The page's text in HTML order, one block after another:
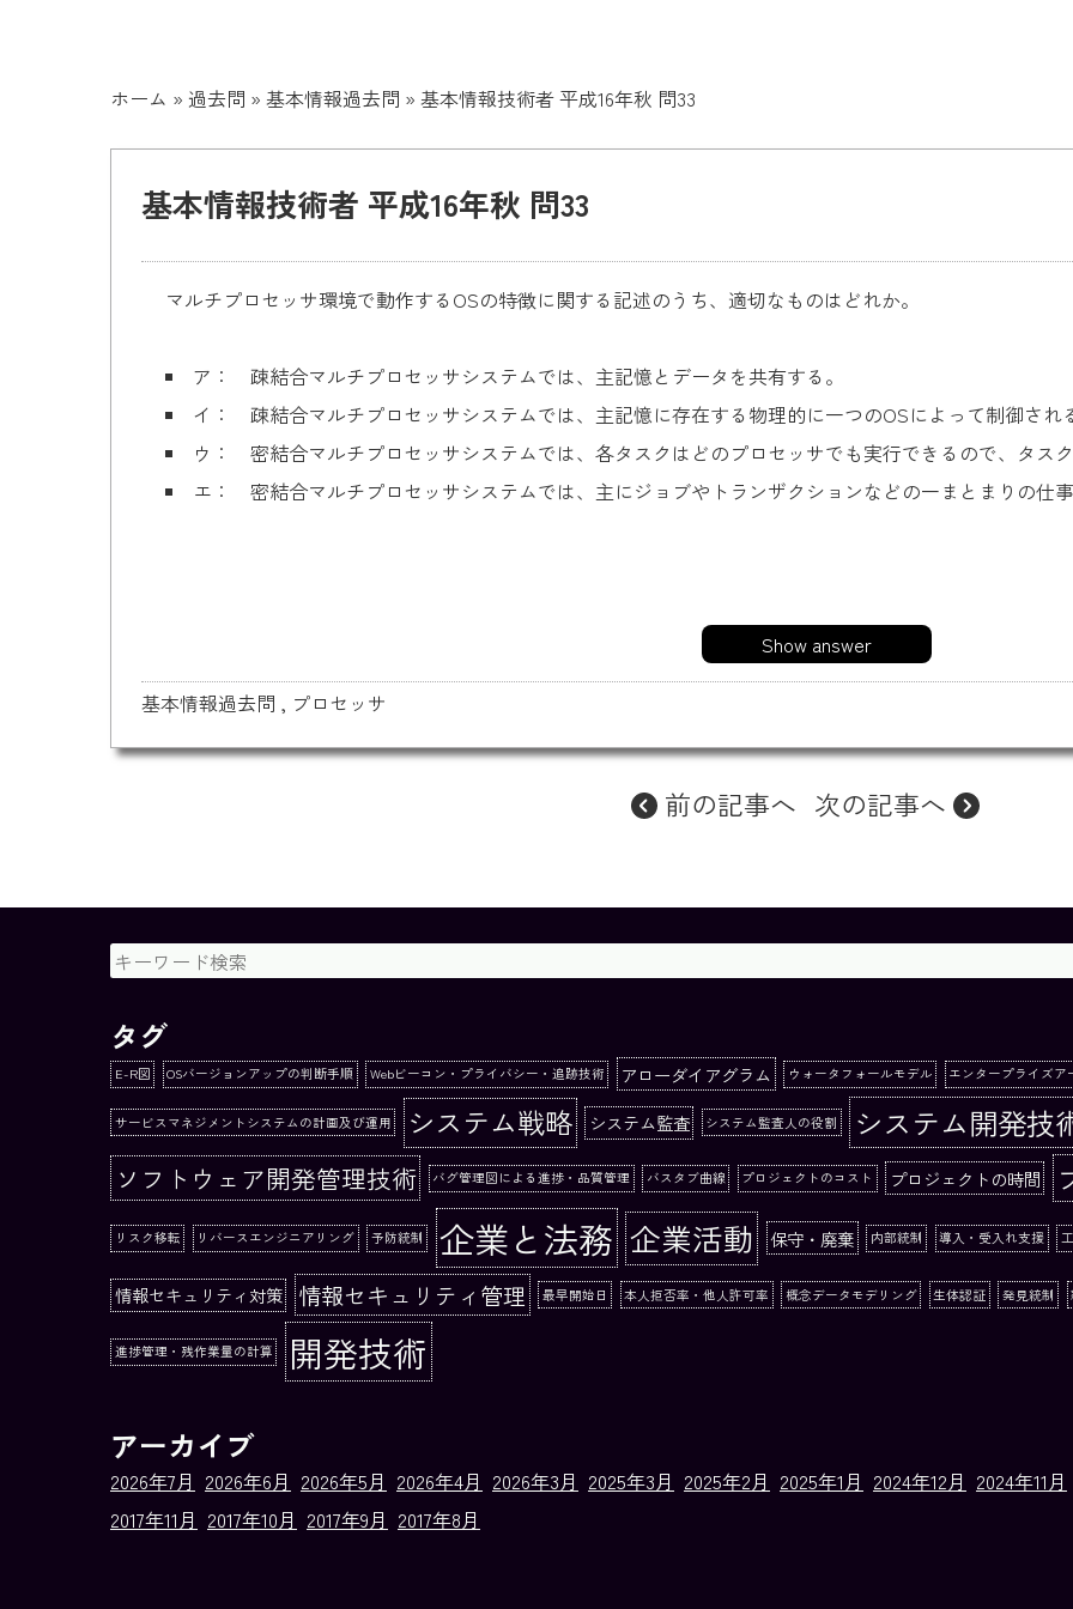
ホーム » 過去問 » 基本情報過去問 » 基本情報技術者 平成16年秋 問33
基本情報技術者 平成16年秋 問33
マルチプロセッサ環境で動作するOSの特徴に関する記述のうち、適切なものはどれか。
ア： 疎結合マルチプロセッサシステムでは、主記憶とデータを共有する。
イ： 疎結合マルチプロセッサシステムでは、主記憶に存在する物理的に一つのOSによって制御され
ウ： 密結合マルチプロセッサシステムでは、各タスクはどのプロセッサでも実行できるので、タス
エ： 密結合マルチプロセッサシステムでは、主にジョブやトランザクションなどの一まとまりの仕
Show answer
基本情報過去問 , プロセッサ
前の記事へ 次の記事へ
タグ
E-R図 OSバージョンアップの判断手順 Webビーコン・プライバシー・追跡技術 アローダイアグラム ウォータフォールモデル エンタープライズア
サービスマネジメントシステムの計画及び運用 システム戦略 システム監査 システム監査人の役割 システム開発技
ソフトウェア開発管理技術 バグ管理図による進捗・品質管理 バスタブ曲線 プロジェクトのコスト プロジェクトの時間
リスク移転 リバースエンジニアリング 予防統制 企業と法務 企業活動 保守・廃棄 内部統制 導入・受入れ支援
情報セキュリティ対策 情報セキュリティ管理 最早開始日 本人拒否率・他人許可率 概念データモデリング 生体認証 発見統制
進捗管理・残作業量の計算 開発技術
アーカイブ
2026年7月 2026年6月 2026年5月 2026年4月 2026年3月 2025年3月 2025年2月 2025年1月 2024年12月 2024年11月
2017年11月 2017年10月 2017年9月 2017年8月